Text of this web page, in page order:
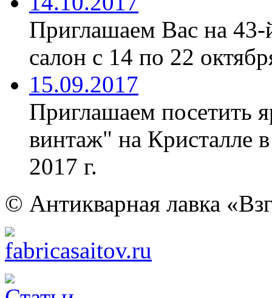
Приглашаем Вас на
салон с 14 по 22
15.09.2017
Приглашаем посетить
винтаж" на Кристалле
2017 г.
© Антикварная лавка